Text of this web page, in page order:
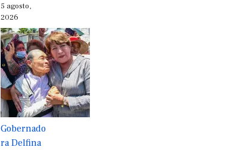
5 agosto,
2026
Gobernado
ra Delfina